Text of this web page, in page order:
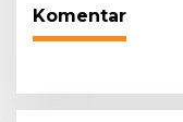
Komentar